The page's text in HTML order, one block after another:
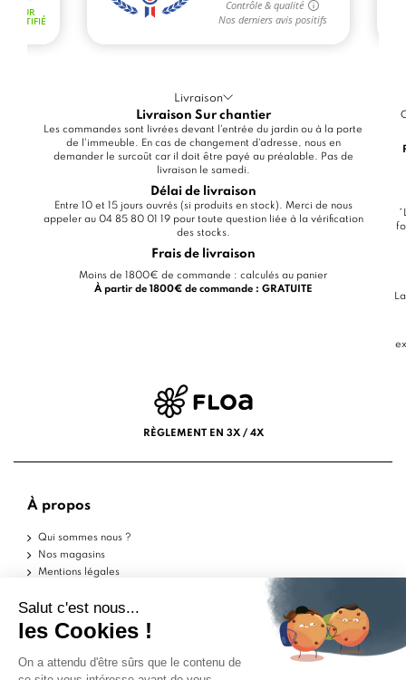
Livraison
Livraison Sur chantier
Les commandes sont livrées devant l'entrée du jardin ou à la porte
de l'immeuble. En cas de changement d'adresse, nous en
demander le surcoût car il doit être payé au préalable. Pas de
livraison le samedi.
Délai de livraison
Entre 10 et 15 jours ouvrés (si produits en stock). Merci de nous
appeler au 04 85 80 01 19 pour toute question liée à la vérification
des stocks.
Frais de livraison
Moins de 1800€ de commande : calculés au panier
À partir de 1800€ de commande : GRATUITE
RÈGLEMENT EN 3X / 4X
À propos
Qui sommes nous ?
Nos magasins
Mentions légales
Politique de confidentialité
Aide
Echantillons